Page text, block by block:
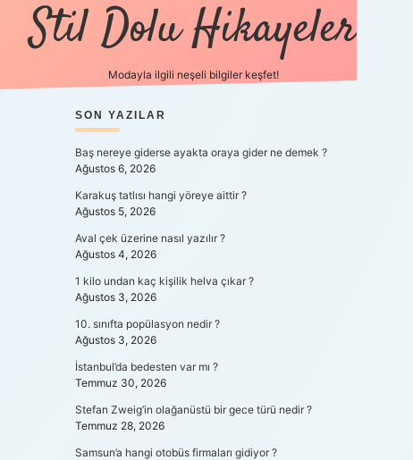
Stil Dolu Hikayeler
Modayla ilgili neşeli bilgiler keşfet!
SIDEBAR
SON YAZILAR
Baş nereye giderse ayakta oraya gider ne demek ?
Ağustos 6, 2026
Karakuş tatlısı hangi yöreye aittir ?
Ağustos 5, 2026
Aval çek üzerine nasıl yazılır ?
Ağustos 4, 2026
1 kilo undan kaç kişilik helva çıkar ?
Ağustos 3, 2026
10. sınıfta popülasyon nedir ?
Ağustos 3, 2026
İstanbul’da bedesten var mı ?
Temmuz 30, 2026
Stefan Zweig’in olağanüstü bir gece türü nedir ?
Temmuz 28, 2026
Samsun’a hangi otobüs firmaları gidiyor ?